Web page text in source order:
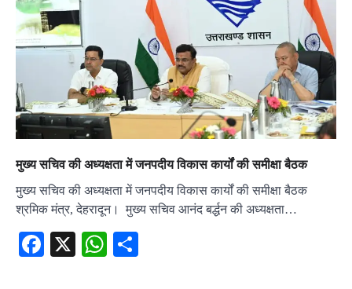
मुख्य सचिव की अध्यक्षता में जनपदीय विकास कार्यों की समीक्षा बैठक
मुख्य सचिव की अध्यक्षता में जनपदीय विकास कार्यों की समीक्षा बैठक
श्रमिक मंत्र, देहरादून। मुख्य सचिव आनंद बर्द्धन की अध्यक्षता…
Facebook
X WhatsApp